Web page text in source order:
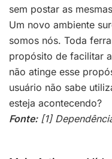
sem postar as
Um novo ambiente
somos nós. Toda
propósito de facilitar
não atinge esse
usuário não sabe
esteja acontecendo?
Fonte:[1]